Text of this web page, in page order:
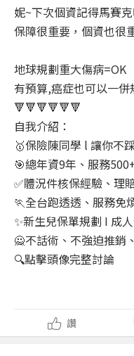
妮~下次個資記得馬賽
保障很重要，個資也很
地球規劃重大傷病=OK
有預算,癌症也可以一併
🔻🔻🔻🔻🔻🔻
自我介紹：
🥇保險陳同學 l 讓你不
🎯總年資9年、服務
✅體況件核保經驗、理
🏃全台跑透透、服務免
✨新生兒保單規劃 I 成
🙅不話術、不強迫推銷
🔍點擊頭像完整討論
讚